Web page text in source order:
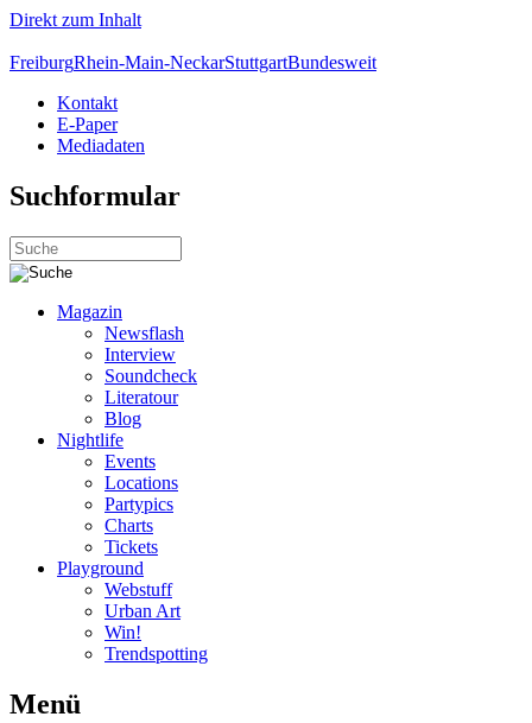
Direkt zum Inhalt
FreiburgRhein-Main-NeckarStuttgartBundesweit
Kontakt
E-Paper
Mediadaten
Suchformular
Magazin
Newsflash
Interview
Soundcheck
Literatour
Blog
Nightlife
Events
Locations
Partypics
Charts
Tickets
Playground
Webstuff
Urban Art
Win!
Trendspotting
Menü